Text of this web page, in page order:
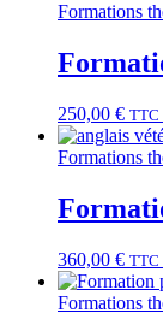
Formations
250,00 € TTC
Formations
360,00 € TTC
Formations